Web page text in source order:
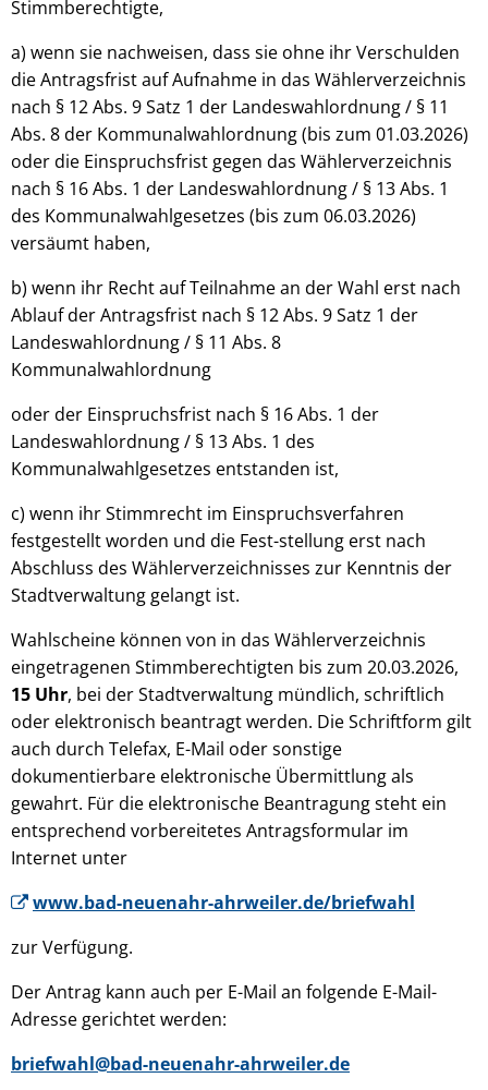
Stimmberechtigte,
a) wenn sie nachweisen, dass sie ohne ihr Verschulden
die Antragsfrist auf Aufnahme in das Wählerverzeichnis
nach § 12 Abs. 9 Satz 1 der Landeswahlordnung / § 11
Abs. 8 der Kommunalwahlordnung (bis zum 01.03.2026)
oder die Einspruchsfrist gegen das Wählerverzeichnis
nach § 16 Abs. 1 der Landeswahlordnung / § 13 Abs. 1
des Kommunalwahlgesetzes (bis zum 06.03.2026)
versäumt haben,
b) wenn ihr Recht auf Teilnahme an der Wahl erst nach
Ablauf der Antragsfrist nach § 12 Abs. 9 Satz 1 der
Landeswahlordnung / § 11 Abs. 8
Kommunalwahlordnung
oder der Einspruchsfrist nach § 16 Abs. 1 der
Landeswahlordnung / § 13 Abs. 1 des
Kommunalwahlgesetzes entstanden ist,
c) wenn ihr Stimmrecht im Einspruchsverfahren
festgestellt worden und die Fest-stellung erst nach
Abschluss des Wählerverzeichnisses zur Kenntnis der
Stadtverwaltung gelangt ist.
Wahlscheine können von in das Wählerverzeichnis
eingetragenen Stimmberechtigten bis zum 20.03.2026,
15 Uhr, bei der Stadtverwaltung mündlich, schriftlich
oder elektronisch beantragt werden. Die Schriftform gilt
auch durch Telefax, E-Mail oder sonstige
dokumentierbare elektronische Übermittlung als
gewahrt. Für die elektronische Beantragung steht ein
entsprechend vorbereitetes Antragsformular im
Internet unter
www.bad-neuenahr-ahrweiler.de/briefwahl
zur Verfügung.
Der Antrag kann auch per E-Mail an folgende E-Mail-
Adresse gerichtet werden:
briefwahl@bad-neuenahr-ahrweiler.de